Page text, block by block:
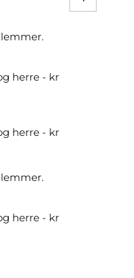
herre - kr
herre - kr
herre - kr